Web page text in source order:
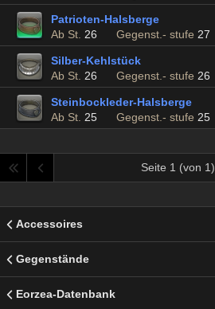
Patrioten-Halsberge
Ab St. 26 Gegenst.- stufe 27
Silber-Kehlstück
Ab St. 26 Gegenst.- stufe 26
Steinbockleder-Halsberge
Ab St. 25 Gegenst.- stufe 25
Seite 1 (von 1)
Accessoires
Gegenstände
Eorzea-Datenbank